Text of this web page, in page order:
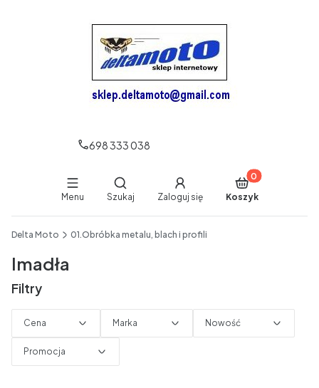
698 333 038
Menu
Otwórz wyszukiwarkę
Szukaj Zaloguj się
Produkty w
Koszyk
Delta Moto 01.Obróbka metalu, blach i profili
Imadła
Filtry
Cena Marka Nowość
Promocja